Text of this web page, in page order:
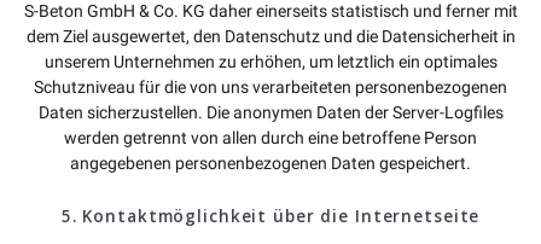
S-Beton GmbH & Co. KG daher einerseits statistisch und ferner mit
dem Ziel ausgewertet, den Datenschutz und die Datensicherheit in
unserem Unternehmen zu erhöhen, um letztlich ein optimales
Schutzniveau für die von uns verarbeiteten personenbezogenen
Daten sicherzustellen. Die anonymen Daten der Server-Logfiles
werden getrennt von allen durch eine betroffene Person
angegebenen personenbezogenen Daten gespeichert.
5. Kontaktmöglichkeit über die Internetseite